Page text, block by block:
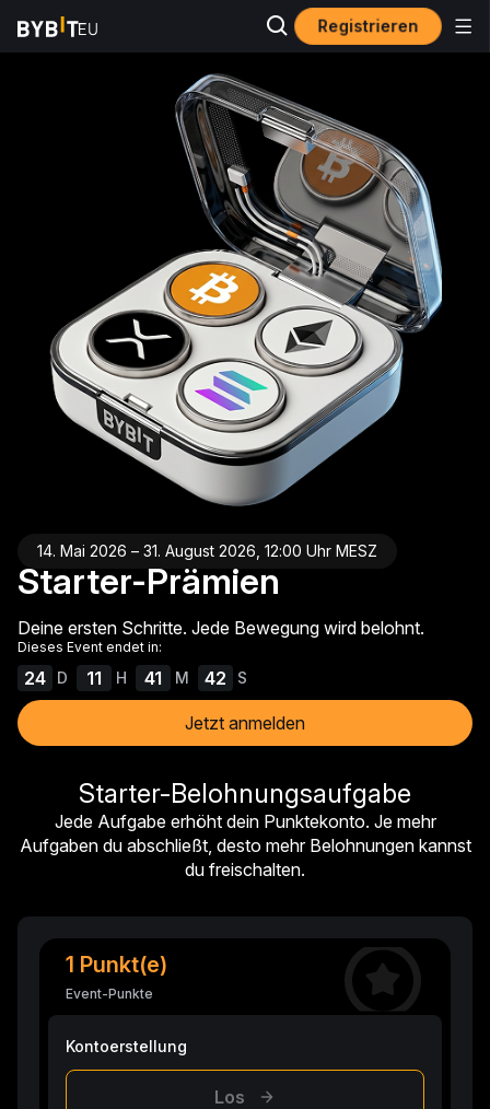
Registrieren
14. Mai 2026 – 31. August 2026, 12:00 Uhr MESZ
Starter-Prämien
Deine ersten Schritte. Jede Bewegung wird belohnt.
Dieses Event endet in:
24 D 11 H 41 M 41 S
Jetzt anmelden
Starter-Belohnungsaufgabe
Jede Aufgabe erhöht dein Punktekonto. Je mehr
Aufgaben du abschließt, desto mehr Belohnungen kannst
du freischalten.
1 Punkt(e)
Event-Punkte
Kontoerstellung
Los